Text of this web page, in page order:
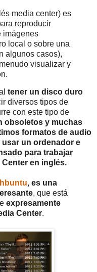
media center) es
reproducir
imágenes
local o sobre una
algunos casos),
visualizar y
tener un disco duro
diversos tipos de
con este tipo de
obsoletos y muchas
formatos de audio
usar un ordenador e
para trabajar
en inglés.
, es una
, que está
expresamente
Center.